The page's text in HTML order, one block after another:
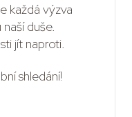
každá výzva
duše.
jít naproti.
shledání!